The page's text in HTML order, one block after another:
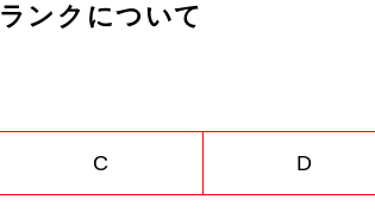
ランクについて
C D